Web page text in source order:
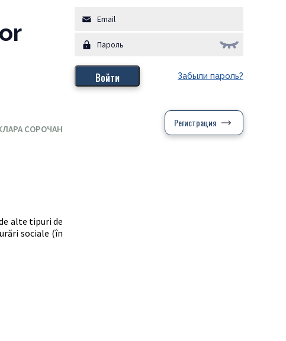
СОРОЧАН
alte tipuri de
sociale (în
Забыли пароль?
Регистрация